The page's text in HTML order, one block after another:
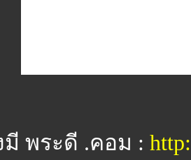
มี พระดี .คอม :